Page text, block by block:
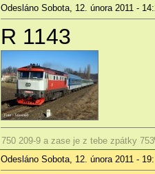
Odesláno Sobota, 12. února 2011 -
R 1143
750 209-9 a zase je z tebe zpátky 753
Odesláno Sobota, 12. února 2011 -